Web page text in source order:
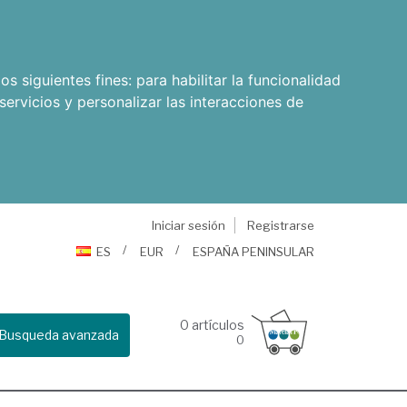
siguientes fines: para habilitar la funcionalidad
y personalizar las interacciones de
Iniciar sesión
Registrarse
ES
EUR ESPAÑA PENINSULAR
avanzada
0 artículos
0